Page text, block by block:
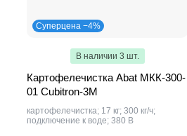
Суперцена −4%
В наличии 3 шт.
Картофелечистка Abat МКК-300-
01 Cubitron-3M
картофелечистка; 17 кг; 300 кг/ч;
подключение к воде; 380 В